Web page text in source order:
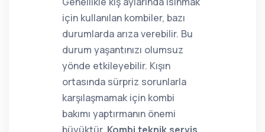
için kullanılan kombiler, bazı
durumlarda arıza verebilir. Bu
durum yaşantınızı olumsuz
yönde etkileyebilir. Kışın
ortasında sürpriz sorunlarla
karşılaşmamak için kombi
bakımı yaptırmanın önemi